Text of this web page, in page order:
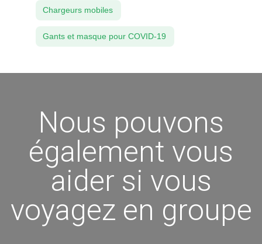
Chargeurs mobiles
Gants et masque pour COVID-19
Nous pouvons
également vous
aider si vous
voyagez en groupe